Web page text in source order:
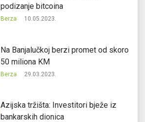
podizanje bitcoina
Berza 10.05.2023.
Na Banjalučkoj berzi promet od skoro
50 miliona KM
Berza 29.03.2023.
Azijska tržišta: Investitori bježe iz
bankarskih dionica